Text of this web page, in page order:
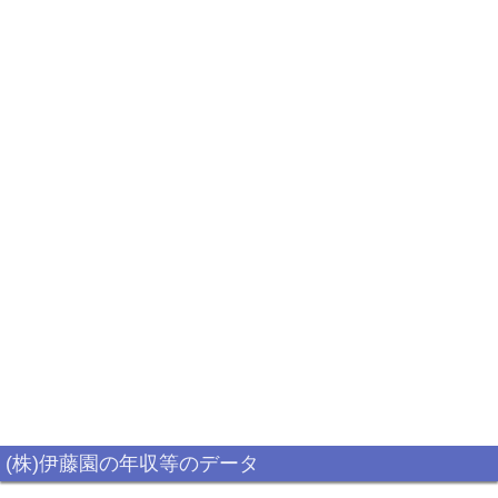
(株)伊藤園の年収等のデータ